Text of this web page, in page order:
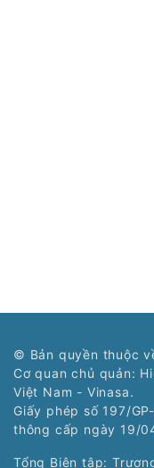
© Bản quyền thuộc
Cơ quan chủ quản:
Việt Nam - Vinasa.
Giấy phép số 197/
thông cấp ngày 19/
Tổng Biên tập: